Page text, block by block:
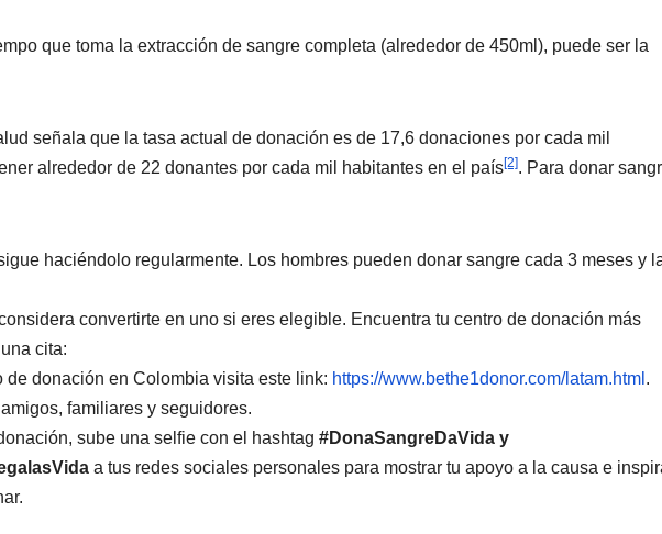
que toma la extracción de sangre completa (alrededor de 450ml), puede ser la
señala que la tasa actual de donación es de 17,6 donaciones por cada mil
alrededor de 22 donantes por cada mil habitantes en el país[2]. Para donar
haciéndolo regularmente. Los hombres pueden donar sangre cada 3 meses y
convertirte en uno si eres elegible. Encuentra tu centro de donación más
cita:
de donación en Colombia visita este link: https://www.bethe1donor.com/latam.html .
familiares y seguidores.
sube una selfie con el hashtag #DonaSangreDaVida y
a tus redes sociales personales para mostrar tu apoyo a la causa e